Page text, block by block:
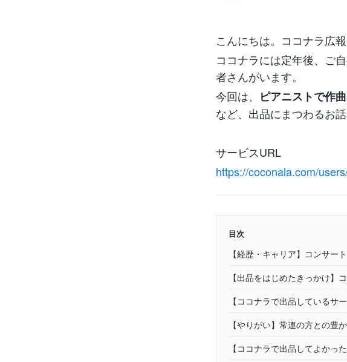
こんにちは。ココナラ広報
ココナラには定年後、ご
者さんがいます。
今回は、
ピアニストで作
など、出品にまつわるお話
サービスURL
https://coconala.com/
目次
【経歴・キャリア】コンサー
【出品をはじめたきっかけ】
【ココナラで出品しているサ
【やりがい】常連の方との豊
【ココナラで出品してよかっ